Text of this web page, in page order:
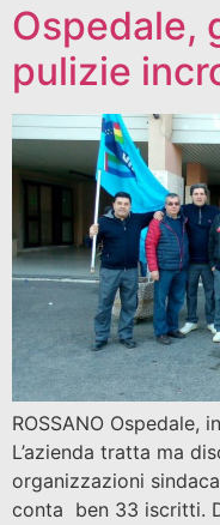
Ospedale,
pulizie
ROSSANO Ospedale,
L’azienda tratta ma
organizzazioni
conta ben 33 iscritti.